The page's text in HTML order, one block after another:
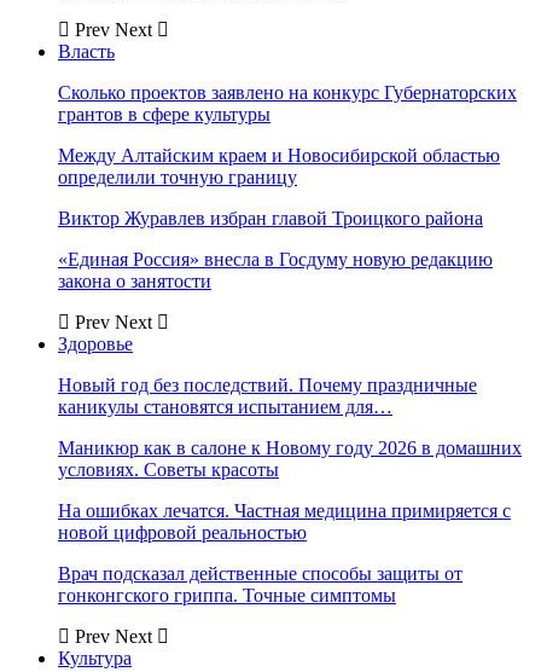
Prev Next
Власть
Сколько проектов заявлено на конкурс Губернаторских
грантов в сфере культуры
Между Алтайским краем и Новосибирской областью
определили точную границу
Виктор Журавлев избран главой Троицкого района
«Единая Россия» внесла в Госдуму новую редакцию
закона о занятости
Prev Next
Здоровье
Новый год без последствий. Почему праздничные
каникулы становятся испытанием для…
Маникюр как в салоне к Новому году 2026 в домашних
условиях. Советы красоты
На ошибках лечатся. Частная медицина примиряется с
новой цифровой реальностью
Врач подсказал действенные способы защиты от
гонконгского гриппа. Точные симптомы
Prev Next
Культура